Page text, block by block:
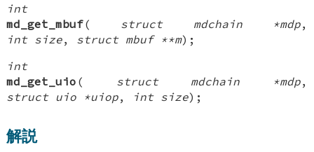
int
md_get_mbuf( struct mdchain *mdp,
int size, struct mbuf **m);
int
md_get_uio ( struct mdchain *mdp,
struct uio *uiop, int size);
解説